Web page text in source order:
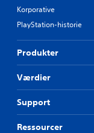
Korporative
PlayStation-historie
Produkter
Værdier
Support
Ressourcer